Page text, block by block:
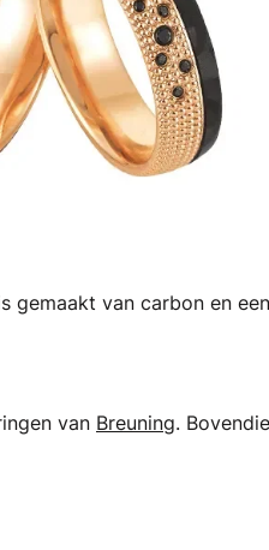
gemaakt van carbon en een
van Breuning.